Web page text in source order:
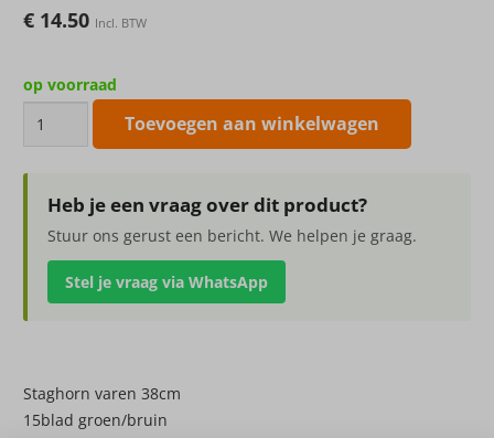
€ 14.50 Incl. BTW
op voorraad
38cm
aantal
Toevoegen aan winkelwagen
Heb je een vraag over dit product?
Stuur ons gerust een bericht. We helpen je graag.
Stel je vraag via WhatsApp
Staghorn varen 38cm
15blad groen/bruin